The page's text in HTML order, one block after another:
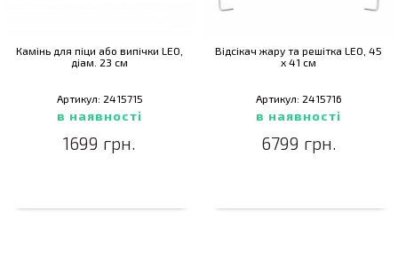
Камінь для піци або випічки LEO,
діам. 23 см
Артикул: 2415715
в наявності
1699 грн.
Відсікач жару та решітка LEO, 45
х 41 см
Артикул: 2415716
в наявності
6799 грн.